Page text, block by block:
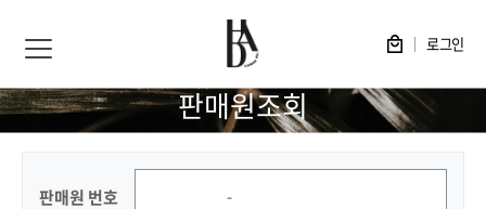
로그인
판매원조회
판매원 번호 -